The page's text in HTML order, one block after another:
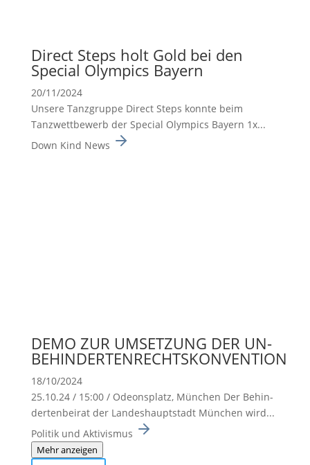
Direct Steps holt Gold bei den
Special Olympics Bayern
20/11/2024
Unsere Tanzgruppe Direct Steps konnte beim
Tanzwett­be­werb der Special Olympics Bayern 1x...
Down Kind News
DEMO ZUR UMSETZUNG DER UN-
BEHINDERTENRECHTSKONVENTION
18/10/2024
25.10.24 / 15:00 / Odeons­platz, München Der Behin­
der­ten­beirat der Landes­haupt­stadt München wird...
Politik und Aktivismus
Mehr anzeigen